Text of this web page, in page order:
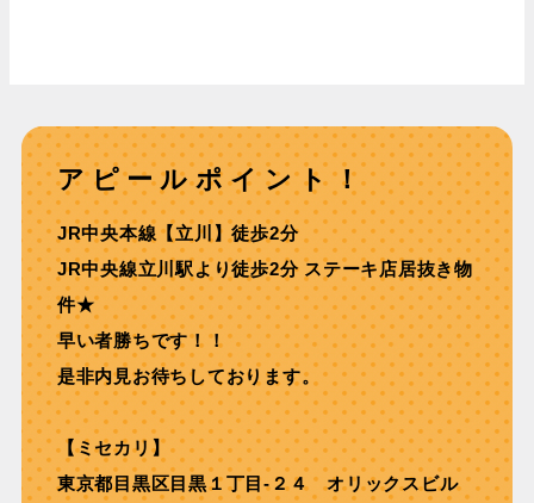
アピールポイント！
JR中央本線【⽴川】徒歩2分
JR中央線⽴川駅より徒歩2分 ステーキ店居抜き物
件★
早い者勝ちです！！
是非内見お待ちしております。
【ミセカリ】
東京都目黒区目黒１丁目-２４ オリックスビル